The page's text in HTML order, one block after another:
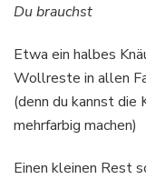
Du brauchst
Etwa ein halbes
Wollreste in allen
(denn du kannst die
mehrfarbig machen)
Einen kleinen Rest